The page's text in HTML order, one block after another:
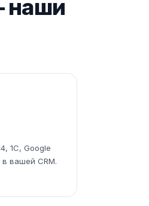
наши
1С, Google
в вашей CRM.